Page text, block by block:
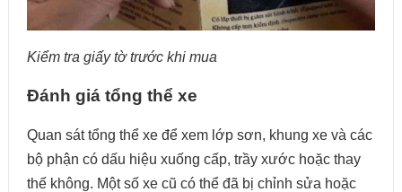
Kiểm tra giấy tờ trước khi mua
Đánh giá tổng thể xe
Quan sát tổng thể xe để xem lớp sơn, khung xe và các
bộ phận có dấu hiệu xuống cấp, trầy xước hoặc thay
thế không. Một số xe cũ có thể đã bị chỉnh sửa hoặc